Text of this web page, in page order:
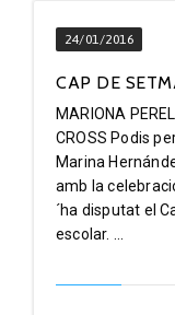
24/01/2016
CAP DE
MARIONA
CROSS Podis
Marina
amb la
´ha disputat el
escolar. ...